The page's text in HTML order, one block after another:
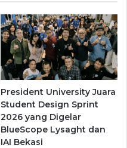
President University Juara
Student Design Sprint
2026 yang Digelar
BlueScope Lysaght dan
IAI Bekasi